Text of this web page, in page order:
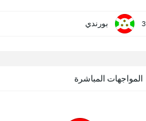
3 بورندي
المواجهات المباشرة